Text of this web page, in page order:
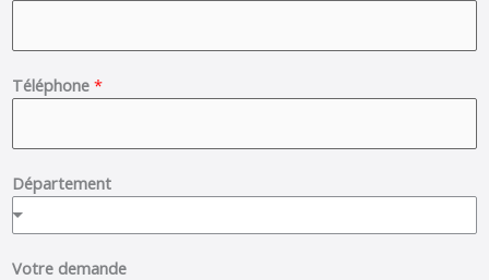
Téléphone *
Département
Votre demande